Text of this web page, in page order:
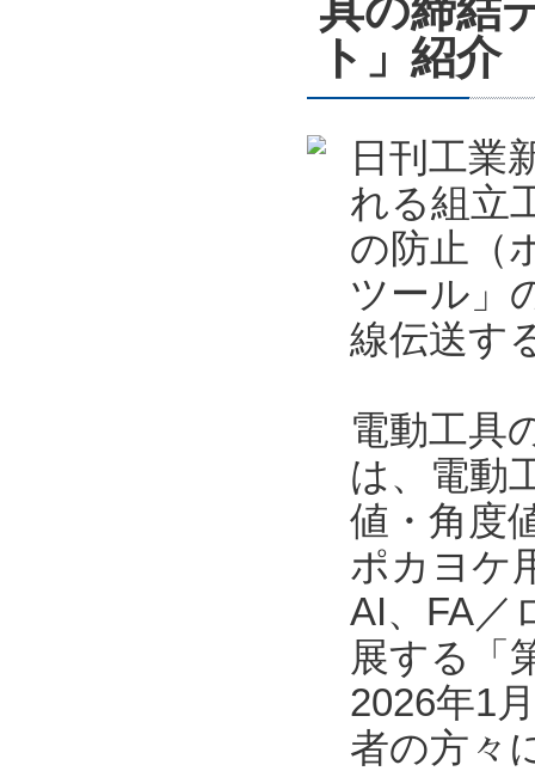
具の締結
ト」紹介
日刊工業
れる組立
の防止（
ツール」
線伝送す
電動工具
は、電動
値・角度
ポカヨケ
AI、FA／
展する「
2026年1
者の方々